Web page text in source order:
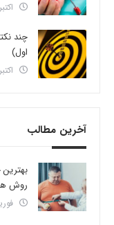
اکتبر 23, 2024
چند
اول)
اکتبر 22, 2024
آخرین مطالب
روش
فوریه